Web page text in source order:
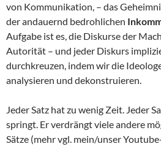
von Kommunikation, – das
der andauernd bedrohlichen
Aufgabe ist es, die Diskurse der
Autorität – und jeder Diskurs
durchkreuzen, indem wir die
analysieren und dekonstruieren.
Jeder Satz hat zu wenig Zeit. Jeder
springt. Er verdrängt viele andere
Sätze (mehr vgl. mein/unser